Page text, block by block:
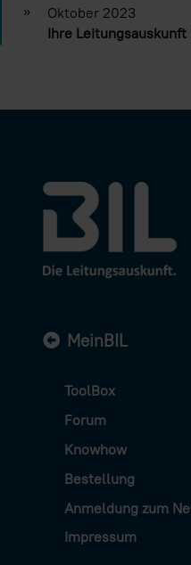
»
Oktober 2023
Ihre
MeinBIL
ToolBox
Forum
Knowhow
Bestellung
Anmeldung zum
Impressum